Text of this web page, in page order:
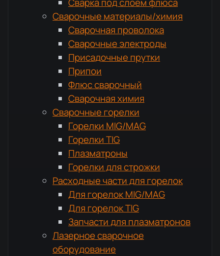
Сварочные материалы/химия
Сварочная проволока
Сварочные электроды
Присадочные прутки
Припои
Флюс сварочный
Сварочная химия
Сварочные горелки
Горелки MIG/MAG
Горелки TIG
Плазматроны
Горелки для строжки
Расходные части для горелок
Для горелок MIG/MAG
Для горелок TIG
Запчасти для плазматронов
Лазерное сварочное
оборудование